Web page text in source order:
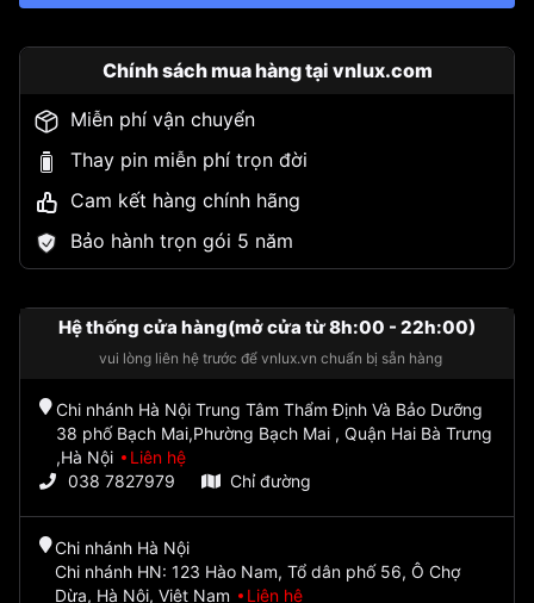
Chính sách mua hàng tại vnlux.com
Miễn phí vận chuyển
Thay pin miễn phí trọn đời
Cam kết hàng chính hãng
Bảo hành trọn gói 5 năm
Hệ thống cửa hàng(mở cửa từ 8h:00 - 22h:00)
vui lòng liên hệ trước để vnlux.vn chuẩn bị sẵn hàng
Chi nhánh Hà Nội Trung Tâm Thẩm Định Và Bảo Dưỡng
38 phố Bạch Mai,Phường Bạch Mai , Quận Hai Bà Trưng
,Hà Nội
Liên hệ
038 7827979
Chỉ đường
Chi nhánh Hà Nội
Chi nhánh HN: 123 Hào Nam, Tổ dân phố 56, Ô Chợ
Dừa, Hà Nội, Việt Nam
Liên hệ